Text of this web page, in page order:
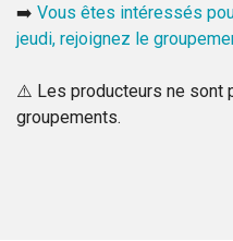
➡️ Vous êtes intéressés
jeudi, rejoignez le
⚠️ Les producteurs ne sont
groupements.